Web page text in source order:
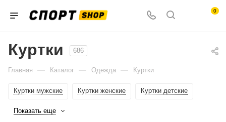
0
Куртки 686
Главная — Каталог — Одежда — Куртки
Куртки мужские Куртки женские Куртки детские
Показать еще